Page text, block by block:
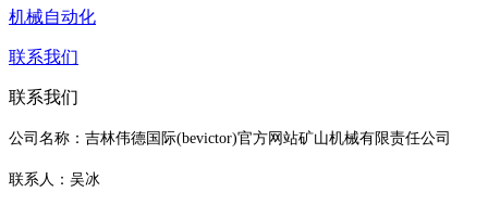
机械自动化
联系我们
联系我们
公司名称：吉林伟德国际(bevictor)官方网站矿山机械有限责任公司
联系人：吴冰